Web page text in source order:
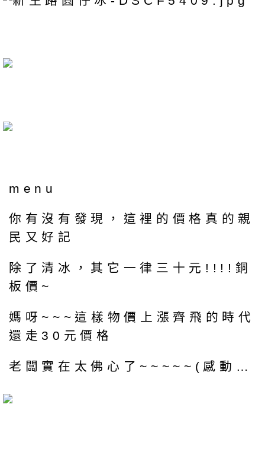
menu
你有沒有發現，這裡的價格真的親
民又好記
除了清冰，其它一律三十元!!!!銅
板價~
媽呀~~~這樣物價上漲齊飛的時代
還走30元價格
老闆實在太佛心了~~~~~(感動…